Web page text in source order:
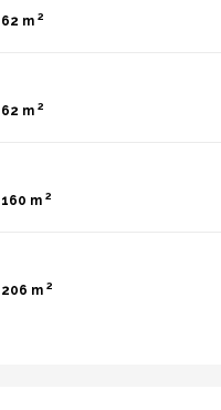
62 m 2
62 m 2
160 m 2
206 m 2